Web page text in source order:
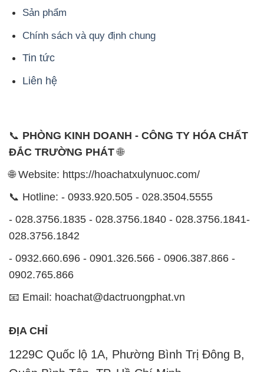
Sản phẩm
Chính sách và quy định chung
Tin tức
Liên hệ
📞 PHÒNG KINH DOANH - CÔNG TY HÓA CHẤT
ĐẮC TRƯỜNG PHÁT🌐
🌐 Website: https://hoachatxulynuoc.com/
📞 Hotline: - 0933.920.505 - 028.3504.5555
- 028.3756.1835 - 028.3756.1840 - 028.3756.1841-
028.3756.1842
- 0932.660.696 - 0901.326.566 - 0906.387.866 -
0902.765.866
📧 Email: hoachat@dactruongphat.vn
ĐỊA CHỈ
1229C Quốc lộ 1A, Phường Bình Trị Đông B,